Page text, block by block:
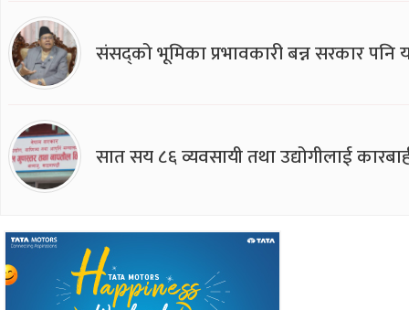
संसद्को भूमिका प्रभावकारी बन्न सरकार पनि
सात सय ८६ व्यवसायी तथा उद्योगीलाई